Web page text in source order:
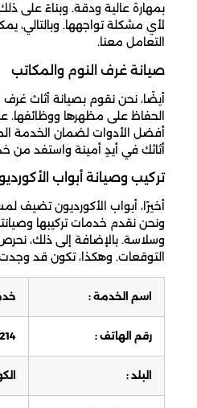
بمهارة عالية ودقة. وبناءً على
لأي مشكلة تواجهها. وبالتالي،
التعامل معنا.
صيانة غرف النوم والمكاتب
أيضًا، نحن نقوم بصيانة أثاث
الحفاظ على مظهرها ووظائفها.
أفضل الأدوات لضمان الخدمة
أثاثك في أيدٍ أمينة واستفد من
تركيب وصيانة أبواب
أخيرًا، أبواب الأكورديون تضيف
ونحن نقدم خدمات تركيبها
وسلاسة. بالإضافة إلى ذلك،
التوقعات. وهكذا، تكون قد
اسم الخدمة :
رقم الهاتف :
البلد :